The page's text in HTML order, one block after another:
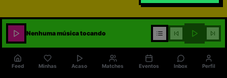
Nenhuma música tocando
Feed Minhas Acaso Matches Eventos Inbox Perfil